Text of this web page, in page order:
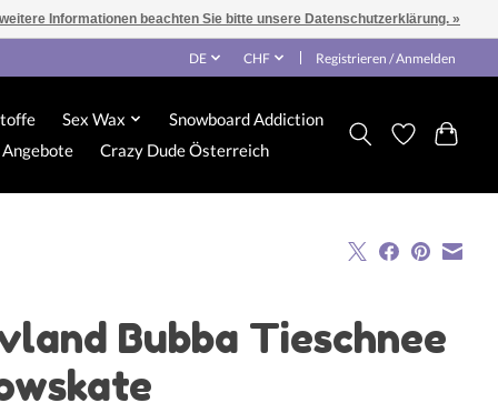
DE CHF Registrieren / Anmelden
Sex Wax
Snowboard Addiction
Angebote Crazy Dude Österreich
Bubba Tieschnee
Informationen beachten Sie bitte unsere Datenschutzerklärung. »